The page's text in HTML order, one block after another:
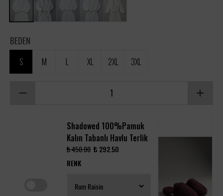
BEDEN
S M L XL 2XL 3XL
Shadowed 100%Pamuk
Kalın Tabanlı Havlu Terlik
₺ 450.00 ₺ 292.50
RENK